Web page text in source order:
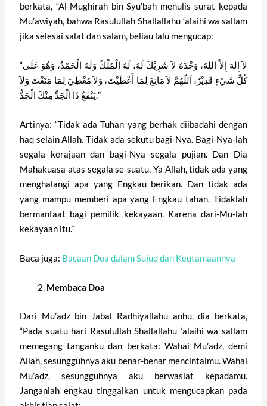
berkata, “Al-Mughirah bin Syu’bah menulis surat kepada
Mu’awiyah, bahwa Rasulullah Shallallahu ‘alaihi wa sallam
jika selesai salat dan salam, beliau lalu mengucap:
“لاَ إِلهَ إِلاَّ اللهُ، وَحْدَهُ لاَ شَرِيْكَ لَهُ، لَهُ الْمُلْكُ وَلَهُ الْحَمْدُ، وَهُوَ عَلَى
كُلِّ شَيْءٍ قَدِيْرٌ، اَللّهُمَّ لاَ مَانِعَ لِمَا أَعْطَيْتَ، وَلاَ مُعْطِيَ لِمَا مَنَعْتَ وَلاَ
يَنْفَعُ ذَا الْجَدِّ مِنْكَ الْجَدُّ.”
Artinya: “Tidak ada Tuhan yang berhak diibadahi dengan
haq selain Allah. Tidak ada sekutu bagi-Nya. Bagi-Nya-lah
segala kerajaan dan bagi-Nya segala pujian. Dan Dia
Mahakuasa atas segala se-suatu. Ya Allah, tidak ada yang
menghalangi apa yang Engkau berikan. Dan tidak ada
yang mampu memberi apa yang Engkau tahan. Tidaklah
bermanfaat bagi pemilik kekayaan. Karena dari-Mu-lah
kekayaan itu.”
Baca juga: Bacaan Doa dalam Sujud dan Keutamaannya
Membaca Doa
Dari Mu’adz bin Jabal Radhiyallahu anhu, dia berkata,
“Pada suatu hari Rasulullah Shallallahu ‘alaihi wa sallam
memegang tanganku dan berkata: Wahai Mu’adz, demi
Allah, sesungguhnya aku benar-benar mencintaimu. Wahai
Mu’adz, sesungguhnya aku berwasiat kepadamu.
Janganlah engkau tinggalkan untuk mengucapkan pada